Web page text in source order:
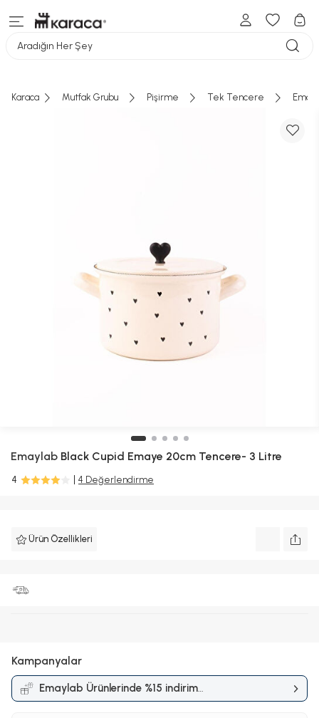
Aradığın Her Şey
Karaca Mutfak Grubu Pişirme Tek Tencere
Emaylab Black Cupid Emaye 20cm Tencere- 3 Litre
4 4 Değerlendirme
Ürün Özellikleri
Kampanyalar
Emaylab Ürünlerinde %15 indirim
Kampanyası